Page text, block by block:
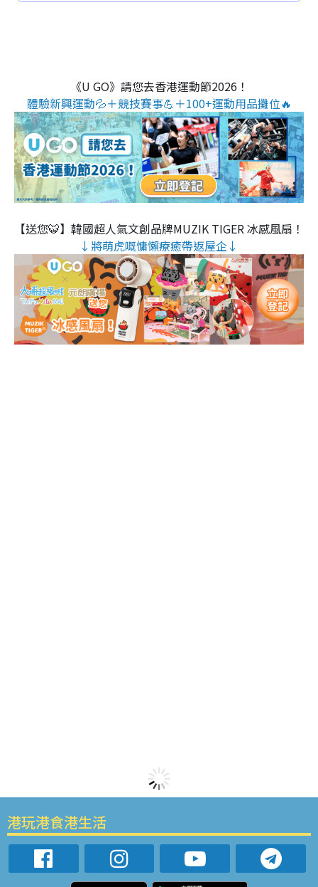
《U GO》請您去香港運動節2026！
體驗新興運動💦＋競技賽事💪＋100+運動用品攤位🔥
【送您🐯】韓國超人氣文創品牌MUZIK TIGER 冰感風扇！
↓將萌虎嘅慵懶療癒帶返屋企↓
港玩港食港生活